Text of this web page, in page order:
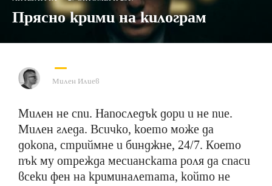
Прясно крими на килограм
Милен Илиев
Милен не спи. Напоследък дори и не пие.
Милен гледа. Всичко, което може да
докопа, стриймне и бинджне, 24/7. Което
пък му отрежда месианската роля да спаси
всеки фен на криминалетата, който не